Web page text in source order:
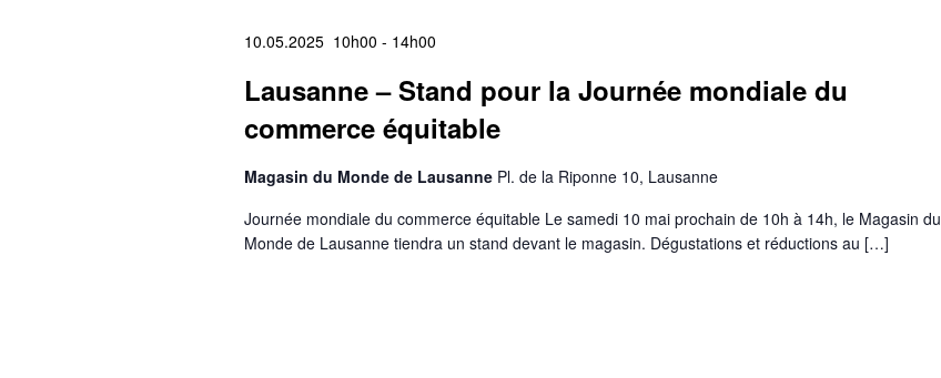
10.05.2025 10h00 - 14h00
Lausanne – Stand pour la Journée mondiale du
commerce équitable
Magasin du Monde de Lausanne Pl. de la Riponne 10, Lausanne
Journée mondiale du commerce équitable Le samedi 10 mai prochain de 10h à 14h, le Magasin du
Monde de Lausanne tiendra un stand devant le magasin. Dégustations et réductions au […]